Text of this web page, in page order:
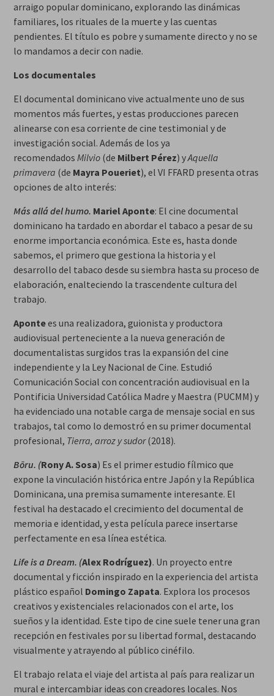
arraigo popular dominicano, explorando las dinámicas
familiares, los rituales de la muerte y las cuentas
pendientes. El título es pobre y sumamente directo y no se
lo mandamos a decir con nadie.
Los documentales
El documental dominicano vive actualmente uno de sus
momentos más fuertes, y estas producciones parecen
alinearse con esa corriente de cine testimonial y de
investigación social. Además de los ya
recomendados Milvio(de Milbert Pérez) yAquella
primavera (de Mayra Poueriet), el VI FFARD presenta otras
opciones de alto interés:
Más allá del humo. Mariel Aponte: El cine documental
dominicano ha tardado en abordar el tabaco a pesar de su
enorme importancia económica. Este es, hasta donde
sabemos, el primero que gestiona la historia y el
desarrollo del tabaco desde su siembra hasta su proceso de
elaboración, enalteciendo la trascendente cultura del
trabajo.
Apontees una realizadora, guionista y productora
audiovisual perteneciente a la nueva generación de
documentalistas surgidos tras la expansión del cine
independiente y la Ley Nacional de Cine. Estudió
Comunicación Social con concentración audiovisual en la
Pontificia Universidad Católica Madre y Maestra (PUCMM) y
ha evidenciado una notable carga de mensaje social en sus
trabajos, tal como lo demostró en su primer documental
profesional, Tierra, arroz y sudor(2018).
Bōru. (Rony A. Sosa) Es el primer estudio fílmico que
expone la vinculación histórica entre Japón y la República
Dominicana, una premisa sumamente interesante. El
festival ha destacado el crecimiento del documental de
memoria e identidad, y esta película parece insertarse
perfectamente en esa línea estética.
Life is a Dream. (Alex Rodríguez). Un proyecto entre
documental y ficción inspirado en la experiencia del artista
plástico español Domingo Zapata. Explora los procesos
creativos y existenciales relacionados con el arte, los
sueños y la identidad. Este tipo de cine suele tener una gran
recepción en festivales por su libertad formal, destacando
visualmente y atrayendo al público cinéfilo.
El trabajo relata el viaje del artista al país para realizar un
mural e intercambiar ideas con creadores locales. Nos